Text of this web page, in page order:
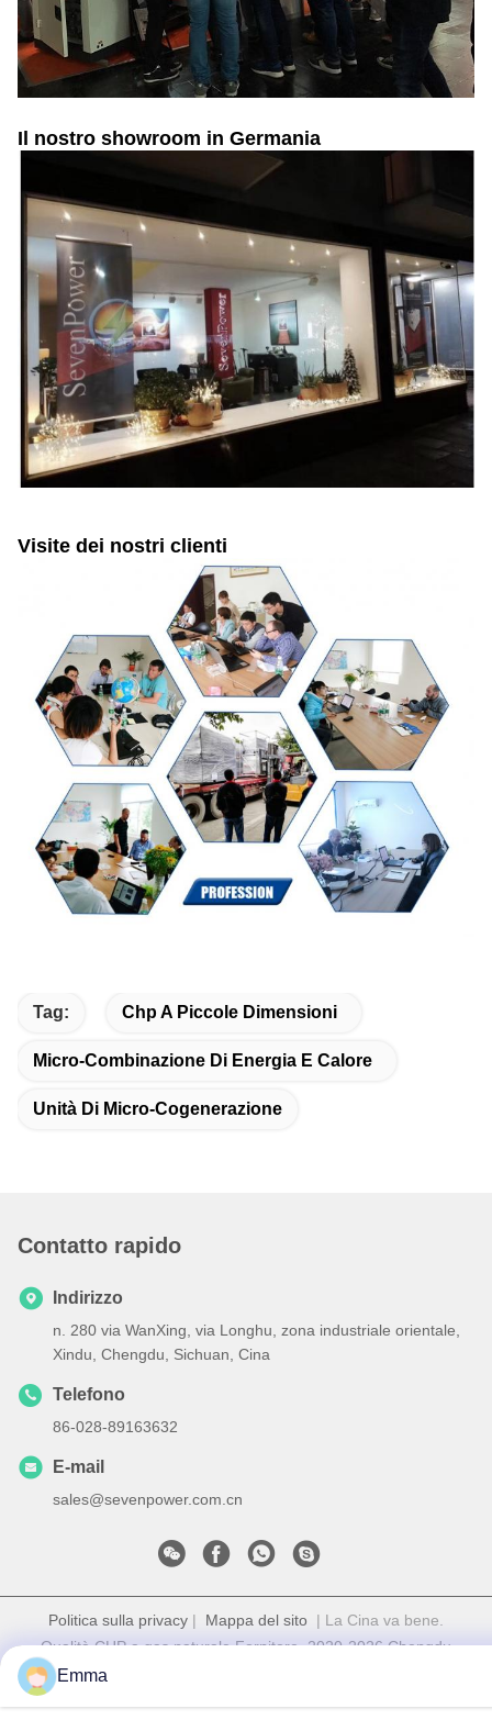
Il nostro showroom in Germania
Visite dei nostri clienti
Tag: Chp A Piccole Dimensioni
Micro-Combinazione Di Energia E Calore
Unità Di Micro-Cogenerazione
Contatto rapido
Indirizzo
n. 280 via WanXing, via Longhu, zona industriale orientale,
Xindu, Chengdu, Sichuan, Cina
Telefono
86-028-89163632
E-mail
sales@sevenpower.com.cn
Politica sulla privacy | Mappa del sito | La Cina va bene.
Qualità CHP a gas naturale Fornitore. 2020-2026 Chengdu
Sevenpower Generating Equipment Co., Ltd. Tutti. Tutti i diritti
Emma